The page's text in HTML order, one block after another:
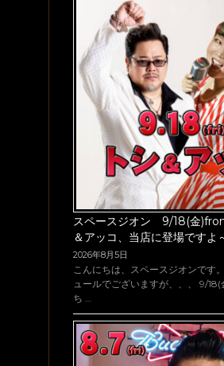
スペースジオン 9/18(金
＆アッコ、当店に登場ですよ
2026年8月5日
こんにちは、スペースジオンです
ュールでございますが、、、 9/18(
ち …